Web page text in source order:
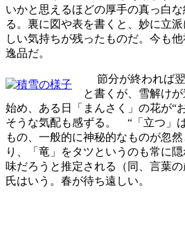
いかと思えるほどの厚手の真っ白
る。裏に図や表を書くと、妙に立
しい気持ちが残ったものだ。今も
逸品だ。
節分が終われば
と書くが、雪解け
始め、ある日「まんさく」の花が“
そうな気配も感ずる。 “「立つ」
もの、一般的に神秘的なものが忽
り、「竜」をタツというのも常に
味だろうと推定される（同、言葉
氏はいう。春が待ち遠しい。